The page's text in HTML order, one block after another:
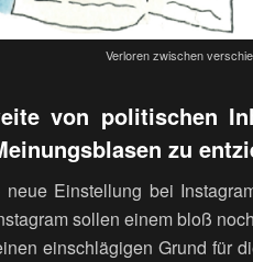
Verloren zwischen
von politischen
zu
Einstellung bei
sollen einem bloß
einschlägigen Grund für